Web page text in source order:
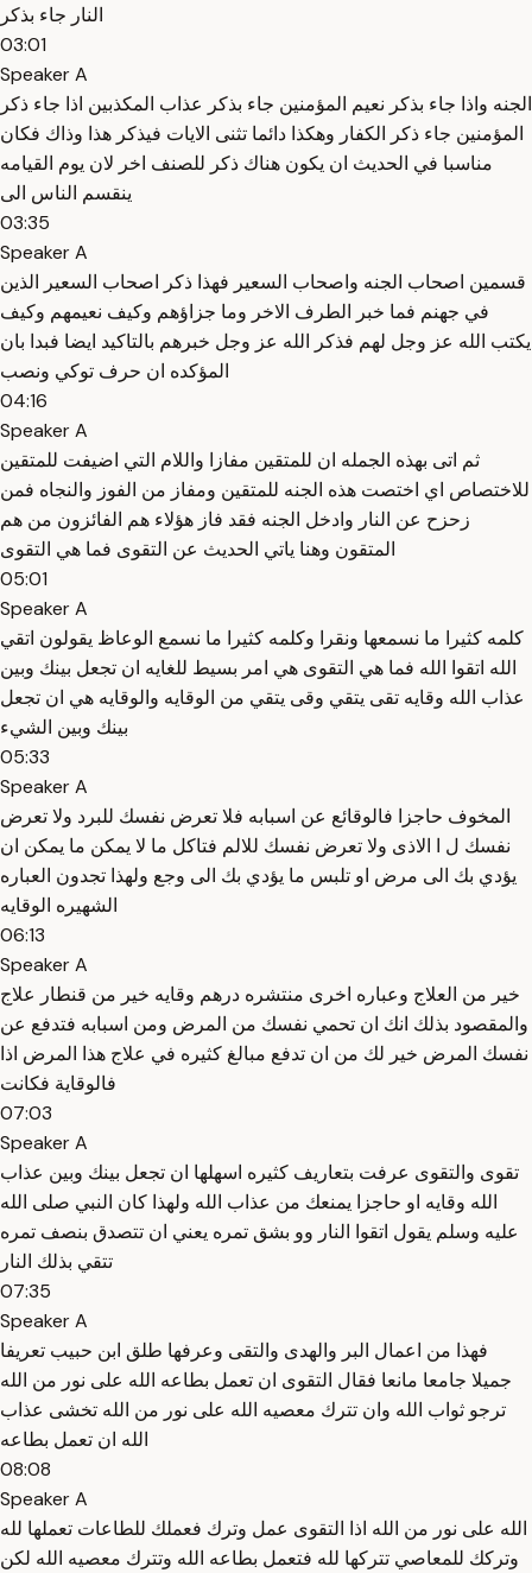
النار جاء بذكر
03:01
Speaker A
الجنه واذا جاء بذكر نعيم المؤمنين جاء بذكر عذاب المكذبين اذا جاء ذكر
المؤمنين جاء ذكر الكفار وهكذا دائما تثنى الايات فيذكر هذا وذاك فكان
مناسبا في الحديث ان يكون هناك ذكر للصنف اخر لان يوم القيامه
ينقسم الناس الى
03:35
Speaker A
قسمين اصحاب الجنه واصحاب السعير فهذا ذكر اصحاب السعير الذين
في جهنم فما خبر الطرف الاخر وما جزاؤهم وكيف نعيمهم وكيف
يكتب الله عز وجل لهم فذكر الله عز وجل خبرهم بالتاكيد ايضا فبدا بان
المؤكده ان حرف توكي ونصب
04:16
Speaker A
ثم اتى بهذه الجمله ان للمتقين مفازا واللام التي اضيفت للمتقين
للاختصاص اي اختصت هذه الجنه للمتقين ومفاز من الفوز والنجاه فمن
زحزح عن النار وادخل الجنه فقد فاز هؤلاء هم الفائزون من هم
المتقون وهنا ياتي الحديث عن التقوى فما هي التقوى
05:01
Speaker A
كلمه كثيرا ما نسمعها ونقرا وكلمه كثيرا ما نسمع الوعاظ يقولون اتقي
الله اتقوا الله فما هي التقوى هي امر بسيط للغايه ان تجعل بينك وبين
عذاب الله وقايه تقى يتقي وقى يتقي من الوقايه والوقايه هي ان تجعل
بينك وبين الشيء
05:33
Speaker A
المخوف حاجزا فالوقائع عن اسبابه فلا تعرض نفسك للبرد ولا تعرض
نفسك ل ا الاذى ولا تعرض نفسك للالم فتاكل ما لا يمكن ما يمكن ان
يؤدي بك الى مرض او تلبس ما يؤدي بك الى وجع ولهذا تجدون العباره
الشهيره الوقايه
06:13
Speaker A
خير من العلاج وعباره اخرى منتشره درهم وقايه خير من قنطار علاج
والمقصود بذلك انك ان تحمي نفسك من المرض ومن اسبابه فتدفع عن
نفسك المرض خير لك من ان تدفع مبالغ كثيره في علاج هذا المرض اذا
فالوقاية فكانت
07:03
Speaker A
تقوى والتقوى عرفت بتعاريف كثيره اسهلها ان تجعل بينك وبين عذاب
الله وقايه او حاجزا يمنعك من عذاب الله ولهذا كان النبي صلى الله
عليه وسلم يقول اتقوا النار وو بشق تمره يعني ان تتصدق بنصف تمره
تتقي بذلك النار
07:35
Speaker A
فهذا من اعمال البر والهدى والتقى وعرفها طلق ابن حبيب تعريفا
جميلا جامعا مانعا فقال التقوى ان تعمل بطاعه الله على نور من الله
ترجو ثواب الله وان تترك معصيه الله على نور من الله تخشى عذاب
الله ان تعمل بطاعه
08:08
Speaker A
الله على نور من الله اذا التقوى عمل وترك فعملك للطاعات تعملها لله
وتركك للمعاصي تتركها لله فتعمل بطاعه الله وتترك معصيه الله لكن